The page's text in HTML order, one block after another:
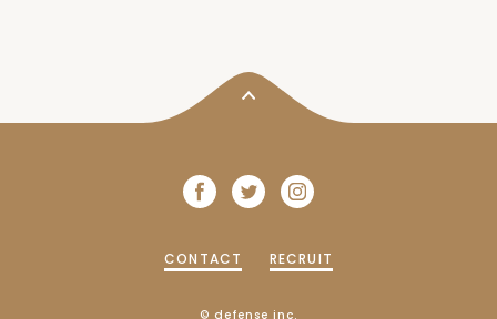
CONTACT RECRUIT
© defense inc.